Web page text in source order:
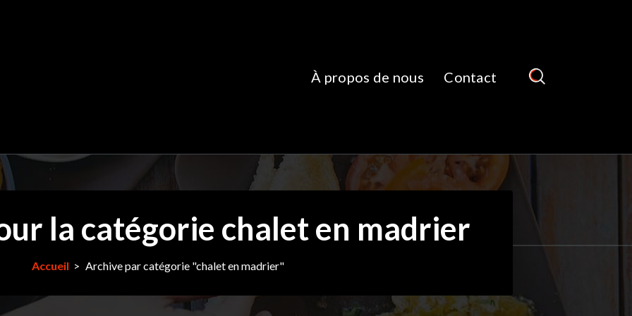
À propos de nous Contact
la catégorie chalet en madrier
Accueil > Archive par catégorie "chalet en madrier"